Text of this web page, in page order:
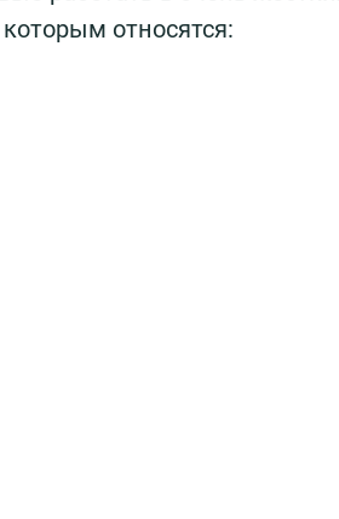
относятся: